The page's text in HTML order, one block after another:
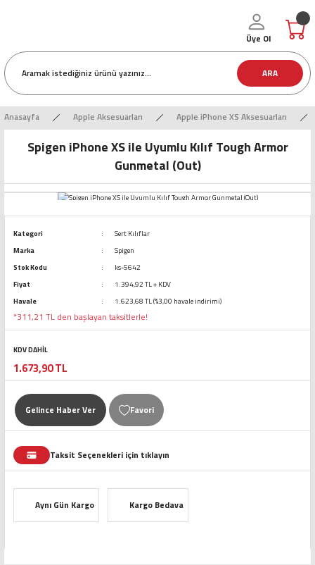
ARA
Üye Ol
Anasayfa Apple Aksesuarları Apple iPhone XS Aksesuarları
Spigen iPhone XS ile Uyumlu Kılıf Tough Armor
Gunmetal (Out)
Kategori
Sert Kılıflar
Marka
Spigen
Stok Kodu
ks-5642
Fiyat
1.394,92 TL + KDV
Havale
1.623,68 TL (%3,00 havale indirimi)
*311,21 TL den başlayan taksitlerle!
KDV DAHİL
1.673,90 TL
Gelince Haber Ver
Taksit Seçenekleri için tıklayın
Aynı Gün Kargo Kargo Bedava